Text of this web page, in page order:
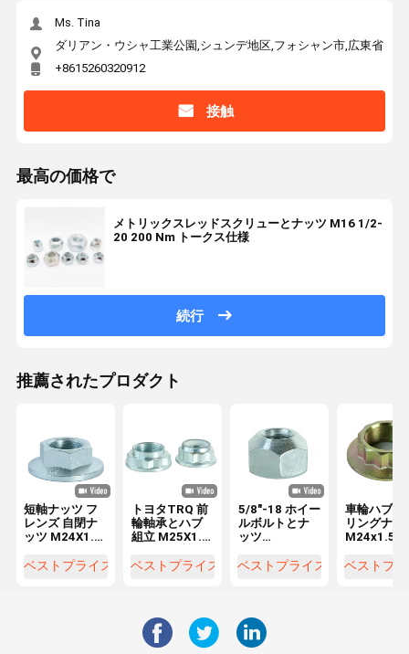
Ms. Tina
ダリアン・ウシャ工業公園,シュンデ地区,フォシャン市,広東省
+8615260320912
接触
最高の価格で
メトリックスレッドスクリューとナッツ M16 1/2-
20 200 Nm トークス仕様
続行
推薦されたプロダクト
短軸ナッツ フ
レンズ 自閉ナ
ッツ M24X1.5
902330006
ベストプライス
トヨタTRQ 前
輪軸承とハブ
組立 M25X1.5
ライブシャフ
9017918004
1004980651
1004980627
ベストプライス
5/8"-18 ホイー
ルボルトとナ
ッツ
52990 43000
ベストプライス
車輪ハブベ
リングナッ
ベストプ